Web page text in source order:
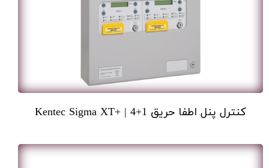
کنترل پنل اطفا حریق 1+4 | +Kentec Sigma XT